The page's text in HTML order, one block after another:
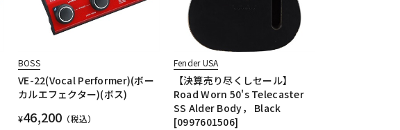
BOSS
VE-22(Vocal Performer)(ボー
カルエフェクター)(ボス)
¥46,200 （税込）
Fender USA
【決算売り尽くしセール】
Road Worn 50's Telecaster
SS Alder Body， Black
[0997601506]